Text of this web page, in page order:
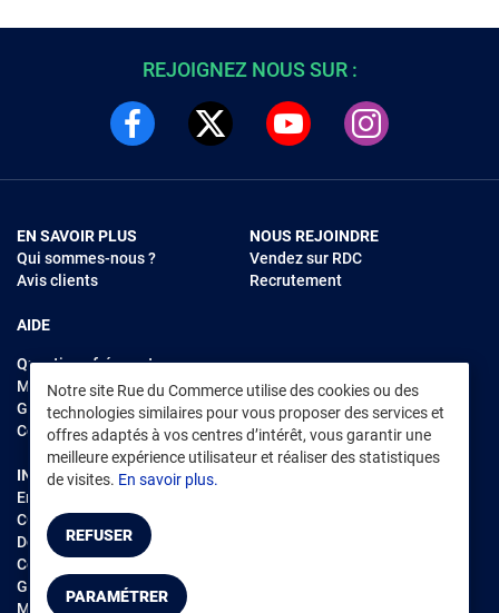
REJOIGNEZ NOUS SUR :
EN SAVOIR PLUS
Qui sommes-nous ?
Avis clients
AIDE
Questions fréquentes
Modes de règlements
Garantie et retours
Contacter Rue du Commerce
NOUS REJOINDRE
Vendez sur RDC
Recrutement
INFORMATIONS LÉGALES
Environnement
CGV /CGU Marketplace
Données personnelles
Cookies
Gérer mes cookies
Mentions légales
Notre site Rue du Commerce utilise des cookies ou des
technologies similaires pour vous proposer des services et
offres adaptés à vos centres d’intérêt, vous garantir une
meilleure expérience utilisateur et réaliser des statistiques
de visites. En savoir plus.
REFUSER
PARAMÉTRER